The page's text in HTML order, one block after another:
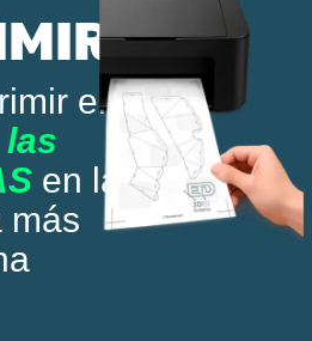
el
las
en la
más